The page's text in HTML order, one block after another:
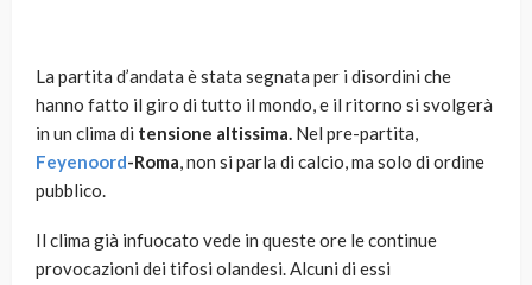
La partita d’andata è stata segnata per i disordini che
hanno fatto il giro di tutto il mondo, e il ritorno si svolgerà
in un clima di tensione altissima. Nel pre-partita,
Feyenoord-Roma, non si parla di calcio, ma solo di ordine
pubblico.
Il clima già infuocato vede in queste ore le continue
provocazioni dei tifosi olandesi. Alcuni di essi